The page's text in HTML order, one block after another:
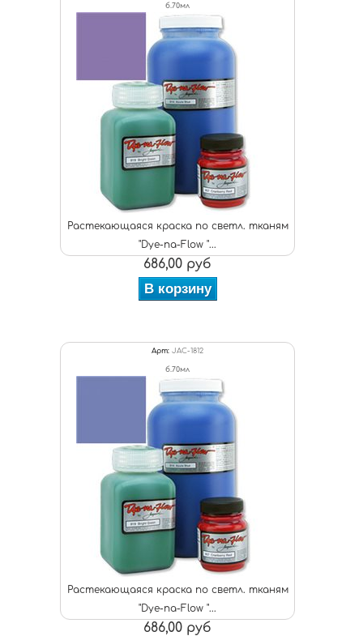
б.70мл
Растекающаяся краска по светл. тканям
"Dye-na-Flow "...
686,00 руб
В корзину
Арт: JAC-1812
б.70мл
Растекающаяся краска по светл. тканям
"Dye-na-Flow "...
686,00 руб